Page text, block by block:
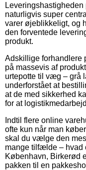
naturligvis super
varer øjeblikkeligt, og
den forventede
produkt.
Adskillige forhandlere
på massevis af
urtepotte til væg – grå
underforstået at
at de med sikkerhed
for at
Indtil flere online
ofte kun når man
skal du vælge den
mange tilfælde – hvad
København, Birkerød
pakken til en